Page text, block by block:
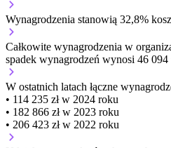
Wynagrodzenia stanowią 32,8%
Całkowite wynagrodzenia w
spadek wynagrodzeń wynosi 46 094
W ostatnich latach łączne
• 114 235 zł w 2024 roku
• 182 866 zł w 2023 roku
• 206 423 zł w 2022 roku